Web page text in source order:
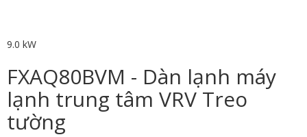
9.0 kW
FXAQ80BVM - Dàn lạnh máy
lạnh trung tâm VRV Treo
tường